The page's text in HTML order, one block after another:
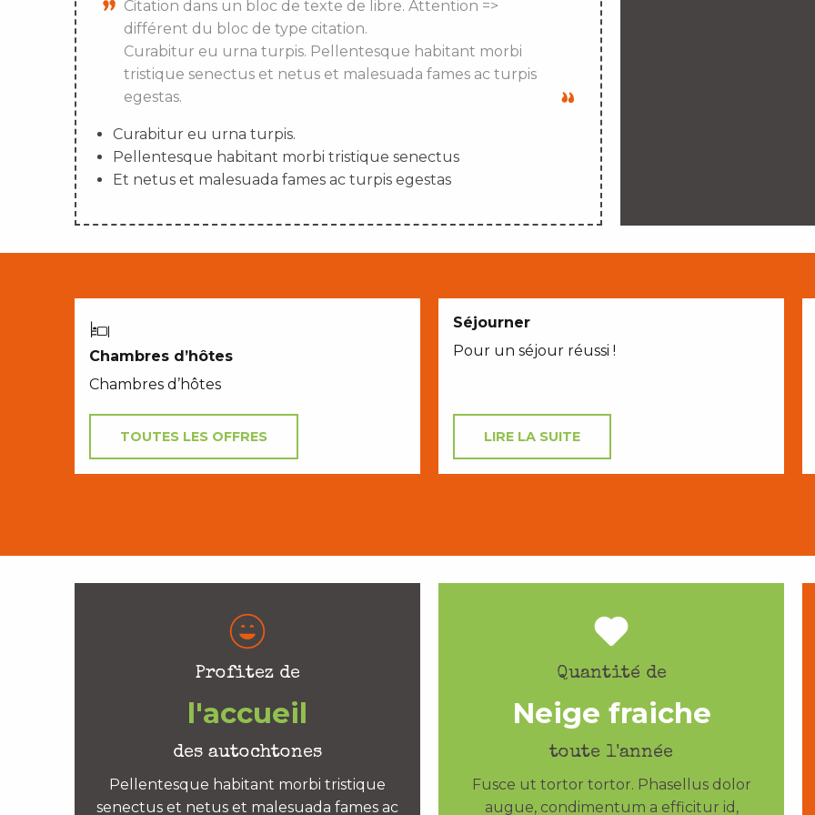
Citation dans un bloc de texte de libre. Attention =>
différent du bloc de type citation.
Curabitur eu urna turpis. Pellentesque habitant morbi
tristique senectus et netus et malesuada fames ac turpis
egestas.
Curabitur eu urna turpis.
Pellentesque habitant morbi tristique senectus
Et netus et malesuada fames ac turpis egestas
Chambres d’hôtes
Chambres d’hôtes
TOUTES LES OFFRES
Séjourner
Pour un séjour réussi !
LIRE LA SUITE
Profitez de
l'accueil
des autochtones
Pellentesque habitant morbi tristique
senectus et netus et malesuada fames ac
Quantité de
Neige fraiche
toute l'année
Fusce ut tortor tortor. Phasellus dolor
augue, condimentum a efficitur id,